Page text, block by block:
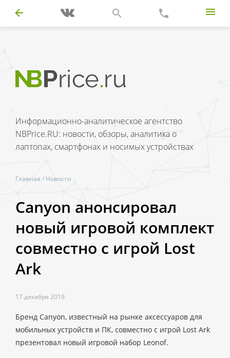
Информационно-аналитическое агентство
NBPrice.RU: новости, обзоры, аналитика о
лаптопах, смартфонах и носимых устройствах
Главная / Новости
Canyon анонсировал
новый игровой комплект
совместно с игрой Lost
Ark
17 декабря 2019
Бренд Canyon, известный на рынке аксессуаров для
мобильных устройств и ПК, совместно с игрой Lost Ark
презентовал новый игровой набор Leonof.